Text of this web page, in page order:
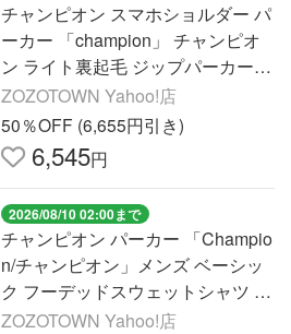
チャンピオン スマホショルダー パ
ーカー 「champion」 チャンピオ
ン ライト裏起毛 ジップパーカー
フーディー ワンポイント オーバー
サイズ 2026年 夏 夏服
ZOZOTOWN Yahoo!店
50％OFF (6,655円引き)
6,545円
2026/08/10 02:00まで
チャンピオン パーカー 「Champio
n/チャンピオン」メンズ ベーシッ
ク フーデッドスウェットシャツ メ
ンズ
ZOZOTOWN Yahoo!店